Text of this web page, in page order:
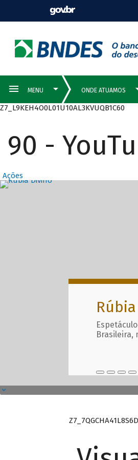
Z7_L9KEH4O0L01U10AL3KVUQB1C60
90 -
Ações
Brasileira,